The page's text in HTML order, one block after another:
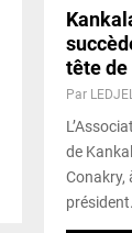
tête de
Par
de
Conakry,